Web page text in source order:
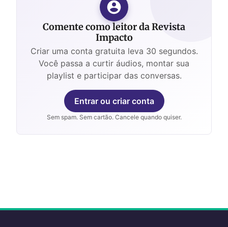
Comente como leitor da Revista
Impacto
Criar uma conta gratuita leva 30 segundos.
Você passa a curtir áudios, montar sua
playlist e participar das conversas.
Entrar ou criar conta
Sem spam. Sem cartão. Cancele quando quiser.